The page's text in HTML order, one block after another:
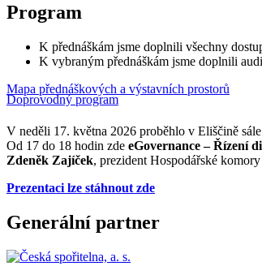
Program
K přednáškám jsme doplnili všechny
K vybraným přednáškám jsme doplnili
Mapa přednáškových a výstavních prostorů
Doprovodný program
V neděli 17. května 2026 proběhlo v Eliščině
Od 17 do 18 hodin zde eGovernance – Řízení
Zdeněk Zajíček, prezident Hospodářské
Prezentaci lze stáhnout zde
Generální partner